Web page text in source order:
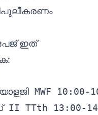
ഇത്
MWF
TTth 13:00-